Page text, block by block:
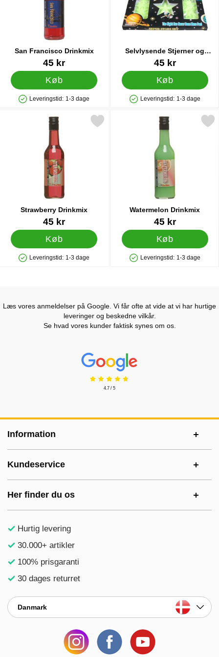
San Francisco Drinkmix
45 kr
Køb
Produkttilgængelighed: På lager
Leveringstid: 1-3 dage
Selvlysende Stjerner og
Planeter
Varenr 2355845 kr
Køb
Produkttilgængelighed: På lager
Leveringstid: 1-3 dage
Strawberry Drinkmix
45 kr
Køb
Produkttilgængelighed: På lager
Leveringstid: 1-3 dage
Markér strawberry Drinkmix som favorit
Watermelon Drinkmix
45 kr
Køb
Produkttilgængelighed: På lager
Leveringstid: 1-3 dage
Markér watermelon
Læs vores anmeldelser på Google. Vi får ofte at vide at vi har hurtige
leveringer og beskedne vilkår.
Se hvad vores kunder faktisk synes om os.
Prisjakt Anmeldelser: 4.7 Stjerne
4.7 / 5
Information
Kundeservice
Her finder du os
Hurtig levering
30.000+ artikler
100% prisgaranti
30 dages returret
Danmark